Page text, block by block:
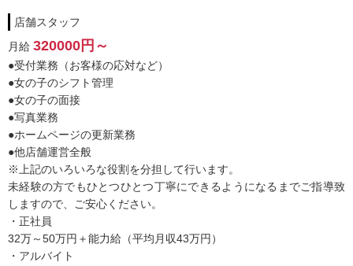
店舗スタッフ
月給 320000円～
●受付業務（お客様の応対など）
●女の子のシフト管理
●女の子の面接
●写真業務
●ホームページの更新業務
●他店舗運営全般
※上記のいろいろな役割を分担して行います。
未経験の方でもひとつひとつ丁寧にできるようになるまでご指導致
しますので、ご安心ください。
・正社員
32万～50万円＋能力給（平均月収43万円）
・アルバイト